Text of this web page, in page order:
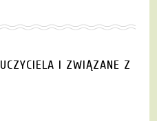
I ZWIĄZANE Z